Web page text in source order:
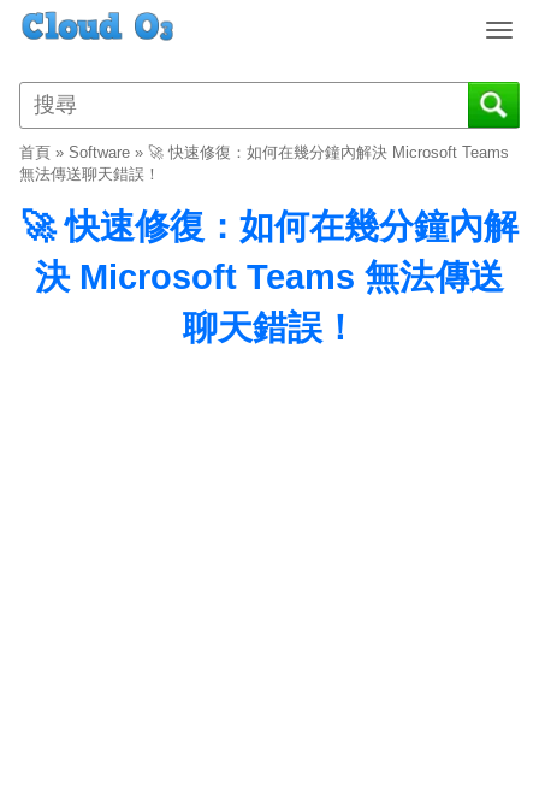
T
g
g
a
v
i
g
首頁 » Software » 🚀 快速修復：如何在幾分鐘內解決 Microsoft Teams
無法傳送聊天錯誤！
🚀 快速修復：如何在幾分鐘內解
決 Microsoft Teams 無法傳送
聊天錯誤！